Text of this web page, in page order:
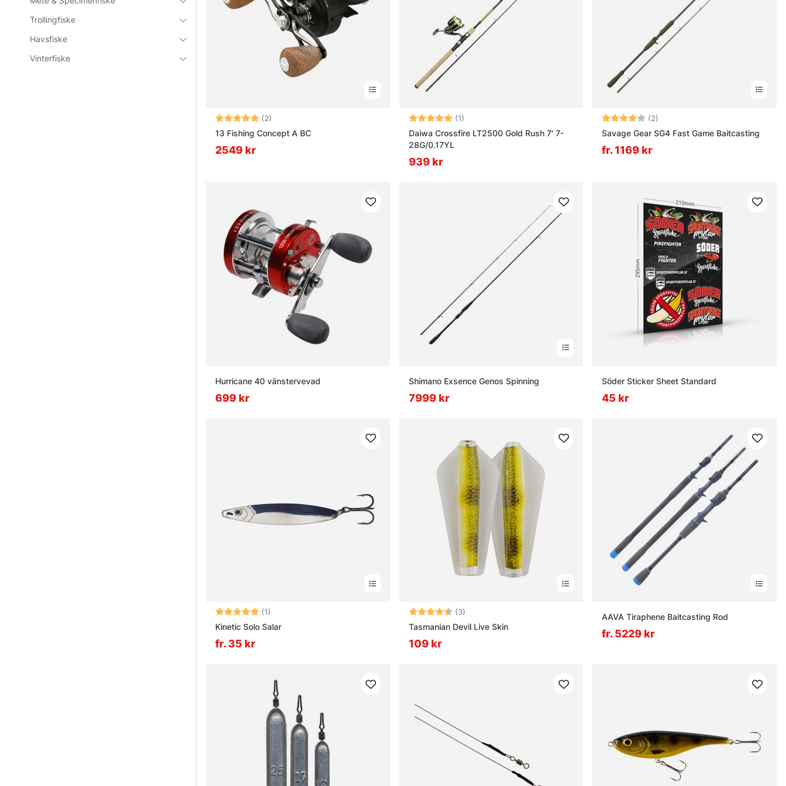
Trollingfiske
Havsfiske
Vinterfiske
Vad är bra beten till spinnfiske?
Vad är skillnaden mellan haspelrulle och multirulle vid spinnfiske?
Vad är ett bra spinnfiskeset för nybörjare?
Betyg: (2)
13 Fishing Concept A BC
2549 kr
Betyg: (1)
Daiwa Crossfire LT2500 Gold Rush 7' 7-
28G/0.17YL
939 kr
Betyg: (2)
Savage Gear SG4 Fast Game Baitcasting
fr. 1169 kr
Hurricane 40 vänstervevad
699 kr
Shimano Exsence Genos Spinning
7999 kr
Söder Sticker Sheet Standard
45 kr
Betyg: (1)
Kinetic Solo Salar
fr. 35 kr
Betyg: (3)
Tasmanian Devil Live Skin
109 kr
AAVA Tiraphene Baitcasting Rod
fr. 5229 kr